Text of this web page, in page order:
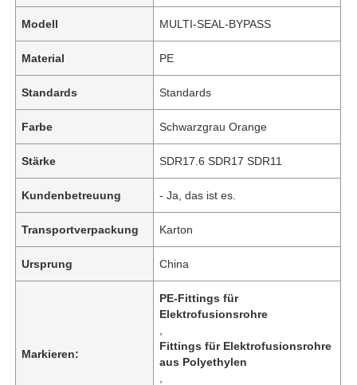
Modell MULTI-SEAL-BYPASS
Material PE
Standards Standards
Farbe Schwarzgrau Orange
Stärke SDR17.6 SDR17 SDR11
Kundenbetreuung - Ja, das ist es.
Transportverpackung Karton
Ursprung China
Markieren:
PE-Fittings für
Elektrofusionsrohre
Fittings für Elektrofusionsrohre
aus Polyethylen